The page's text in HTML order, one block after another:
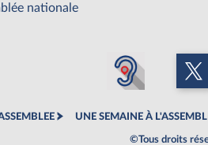
nationale
UNE SEMAINE À
©Tous droits